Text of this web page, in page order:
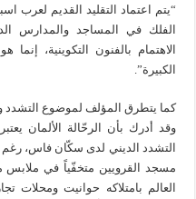
“يتم اعتماد التقليد القديم لعرب
الفلك في المساجد والمدارس
الاهتمام بالفنون التكوينية،
الكبيرة”.
كما يتطرق المؤلف لموضوع التشدد
وقد أدرك بأن الرحّالة الألمان
التشدد الديني لدى سكّان فاس، رغم
مسجد القرويين متخفّياً في
العالم بامتلاكه حوانيت ومحلات